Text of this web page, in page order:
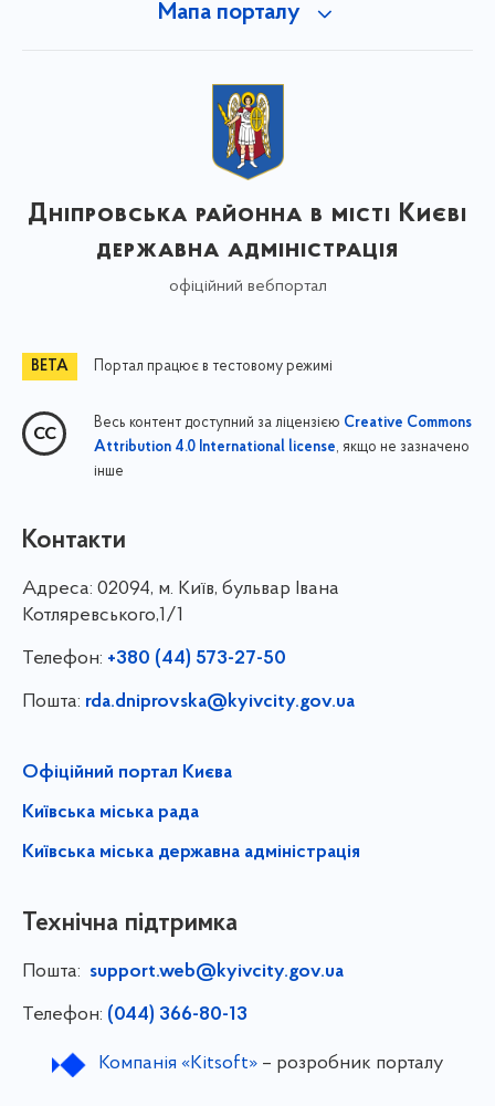
Мапа порталу
Дніпровська районна в місті Києві
державна адміністрація
офіційний вебпортал
Портал працює в тестовому режимі
Весь контент доступний за ліцензією Creative Commons
Attribution 4.0 International license, якщо не зазначено
інше
Контакти
Адреса: 02094, м. Київ, бульвар Івана
Котляревського,1/1
Телефон: +380 (44) 573-27-50
Пошта: rda.dniprovska@kyivcity.gov.ua
Офіційний портал Києва
Київська міська рада
Київська міська державна адміністрація
Технічна підтримка
Пошта: support.web@kyivcity.gov.ua
Телефон: (044) 366-80-13
Компанія «Kitsoft»– розробник порталу